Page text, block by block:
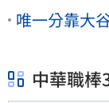
唯一分靠大
中華職棒